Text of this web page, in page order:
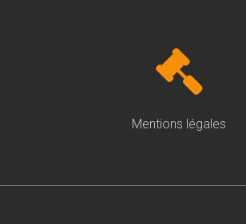
Mentions légales